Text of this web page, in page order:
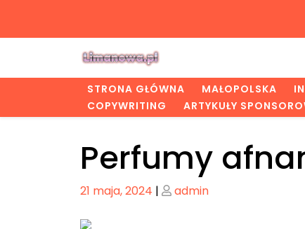
content
STRONA GŁÓWNA MAŁOPOLSKA
COPYWRITING
ARTYKUŁY
Perfumy
Posted
21 maja, 2024 | Posted
admin